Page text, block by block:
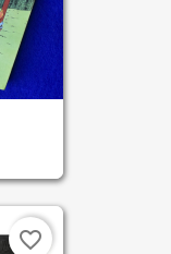
favorite_border